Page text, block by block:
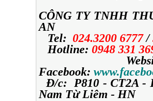
CÔNG TY TNHH
AN
Tel: 024.3200 6777/
Hotline: 0948 331
Facebook:
Đ/c: P810 - CT2A
Nam Từ Liêm - HN